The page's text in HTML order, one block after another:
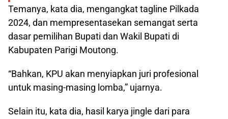
Temanya, kata dia, mengangkat tagline Pilkada
2024, dan mempresentasekan semangat serta
dasar pemilihan Bupati dan Wakil Bupati di
Kabupaten Parigi Moutong.
“Bahkan, KPU akan menyiapkan juri profesional
untuk masing-masing lomba,” ujarnya.
Selain itu, kata dia, hasil karya jingle dari para